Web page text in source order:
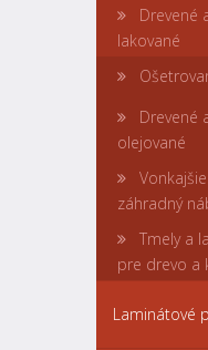
Drevené
lakované
Drevené
olejované
záhradný
Tmely a
pre drevo a
Laminátové